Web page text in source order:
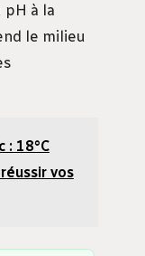
à la
le milieu
: 18°C
vos